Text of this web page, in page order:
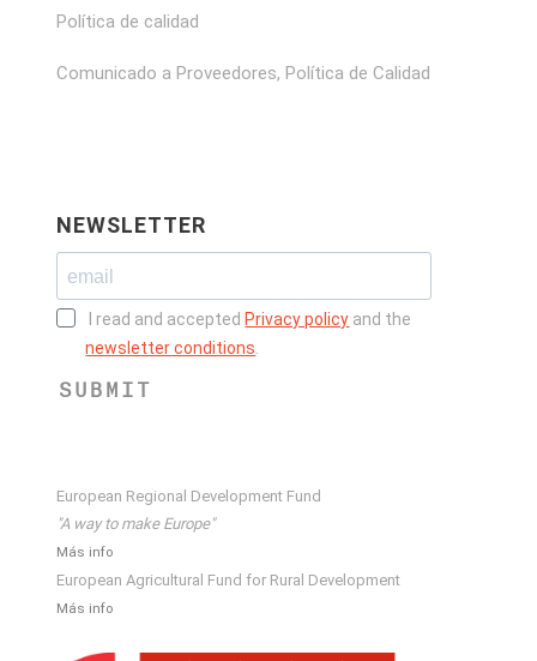
Política de calidad
Comunicado a Proveedores, Política de Calidad
NEWSLETTER
I read and accepted Privacy policy and the
newsletter conditions
SUBMIT
European Regional Development Fund
"A way to make Europe"
Más info
European Agricultural Fund for Rural Development
Más info